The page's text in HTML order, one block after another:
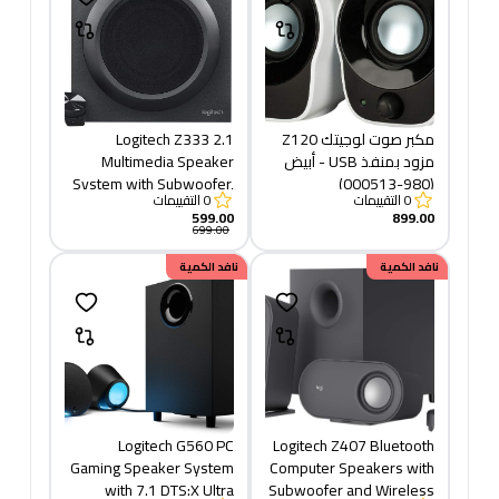
مكبر صوت لوجيتك Z120
مزود بمنفذ USB - أبيض
(980-000513)
0التقييمات
899.00
Logitech Z333 2.1
Multimedia Speaker
System with Subwoofer,
Rich Bold Sound, 80
Watts Peak Power,
Strong Bass, 3.5mm
Audio and RCA Inputs,
TV/Smartphone/Tablet/Music
Player, Black
0التقييمات
599.00
699.00
خصم160.00
نافد الكمية
Logitech Z407 Bluetooth
Computer Speakers with
Subwoofer and Wireless
خصم500.00
نافد الكمية
Logitech G560 PC
Gaming Speaker System
with 7.1 DTS:X Ultra